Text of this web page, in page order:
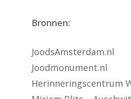
Bronnen:
JoodsAmsterdam.nl
Joodmonument.nl
Herinneringscentrum